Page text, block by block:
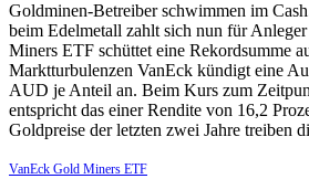
Goldminen-Betreiber schwimmen im
beim Edelmetall zahlt sich nun für
Miners ETF schüttet eine Rekordsumme
Marktturbulenzen VanEck kündigt eine
AUD je Anteil an. Beim Kurs zum
entspricht das einer Rendite von 16,2
Goldpreise der letzten zwei Jahre treiben
VanEck Gold Miners ETF